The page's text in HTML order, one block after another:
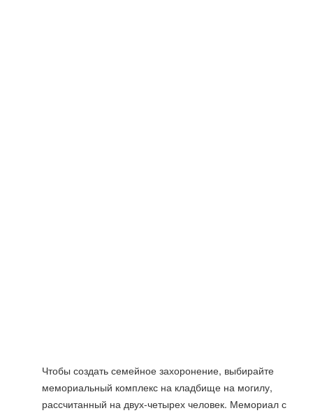
Чтобы создать семейное захоронение, выбирайте
мемориальный комплекс на кладбище на могилу,
рассчитанный на двух-четырех человек. Мемориал с